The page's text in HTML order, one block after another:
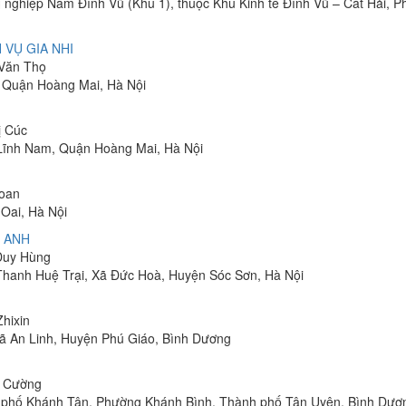
VỤ GIA NHI
Thọ
Hoàng Mai, Hà Nội
Cúc
Nam, Quận Hoàng Mai, Hà Nội
Hà Nội
Hùng
Huệ Trại, Xã Đức Hoà, Huyện Sóc Sơn, Hà Nội
Linh, Huyện Phú Giáo, Bình Dương
Khánh Tân, Phường Khánh Bình, Thành phố Tân Uyên, Bình